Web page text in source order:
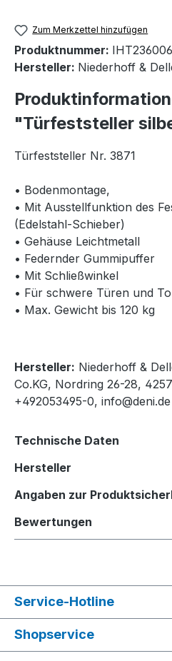
Zum Merkzettel hinzufügen
Produktnummer:
Hersteller: Niederhoff &
"Türfeststeller
Türfeststeller Nr. 3871
• Bodenmontage,
• Mit Ausstellfunktion des
(Edelstahl-Schieber)
• Gehäuse Leichtmetall
• Federnder Gummipuffer
• Mit Schließwinkel
• Für schwere Türen und
• Max. Gewicht bis 120 kg
Hersteller: Niederhoff &
Co.KG, Nordring 26-28,
+492053495-0, info@deni.de
Technische Daten
Hersteller
Angaben zur
Bewertungen
Service-Hotline
Shopservice